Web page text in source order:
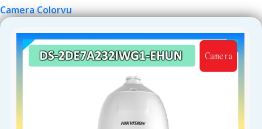
Camera Colorvu